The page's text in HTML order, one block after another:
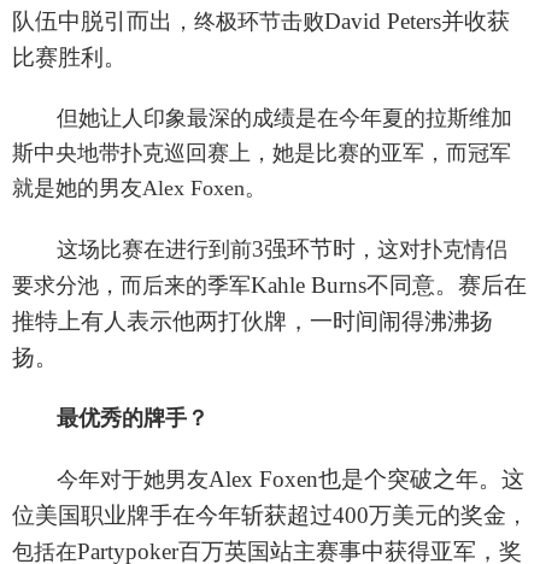
队伍中脱引而出 ，终极环节击败David Peters并收获
比赛胜利。
但她让人印象最深的成绩是在今年夏的拉斯维加
斯中央地带扑克巡回赛上，她是比赛的亚军，而冠军
就是她的男友Alex Foxen。
这场比赛在进行到前3强环节时 ，这对扑克情侣
要求分池，而后来的季军Kahle Burns不同意。赛后在
推特上有人表示他两打伙牌，一时间闹得沸沸扬
扬。
最优秀的牌手？
今年对于她男友Alex Foxen也是个突破之年。这
位美国职业牌手在今年斩获超过400万美元的奖金 ，
包括在Partypoker百万英国站主赛事中获得亚军，奖